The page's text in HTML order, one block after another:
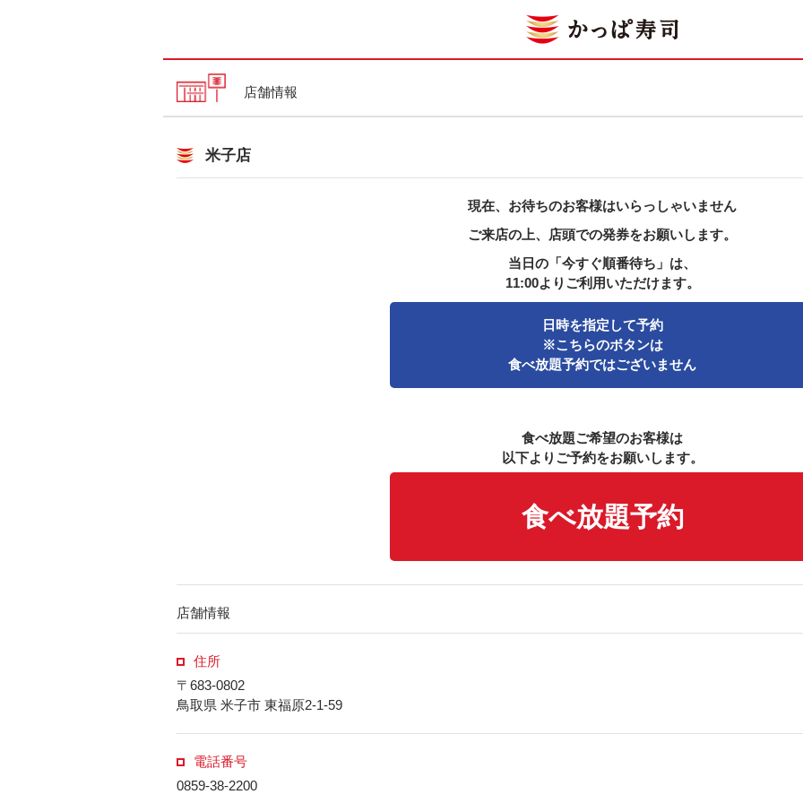
店舗情報
米子店
現在、お待ちのお客様はいらっしゃいません
ご来店の上、店頭での発券をお願いします。
当日の「今すぐ順番待ち」は、
11:00よりご利用いただけます。
日時を指定して予約
※こちらのボタンは
食べ放題予約ではございません
食べ放題ご希望のお客様は
以下よりご予約をお願いします。
食べ放題予約
店舗情報
住所
〒683-0802
鳥取県 米子市 東福原2-1-59
電話番号
0859-38-2200